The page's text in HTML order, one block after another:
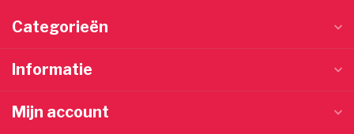
Categorieën
Informatie
Mijn account